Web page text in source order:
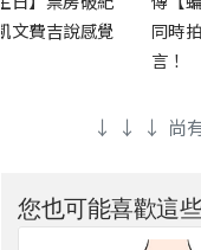
文費吉說感覺
同時
言！
↓ ↓ ↓ 尚
您也可能喜歡這